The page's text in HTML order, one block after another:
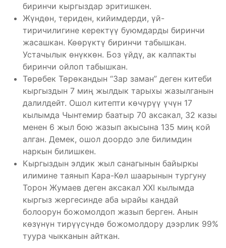
биринчи кыргыздар эритишкен.
Жүндөн, териден, кийимдерди, үй-
тиричилигине керектүү буюмдарды биринчи
жасашкан. Көөрүктү биринчи табышкан.
Устачылык өнүккөн. Боз үйдү, ак калпакты
биринчи ойлоп табышкан.
Төрөбек Төрөкандын “Зар заман” деген китеби
кыргыздын 7 миң жылдык тарыхы жазылганын
далилдейт. Ошол китепти көчүрүү үчүн 17
кылымда Чынтемир баатыр 70 аксакал, 32 казы
менен 6 жыл бою жазып акысына 135 миң кой
алган. Демек, ошол доордо эле билимдин
наркын билишкен.
Кыргыздын элдик жыл санагынын байыркы
илимине таянып Кара-Көл шаарынын тургуну
Торон Жумаев деген аксакал XXI кылымда
кыргыз жергесинде аба ырайы кандай
болоорун божомолдоп жазып берген. Анын
көзүнүн тирүүсүндө божомолдору дээрлик 99%
туура чыкканын айткан.